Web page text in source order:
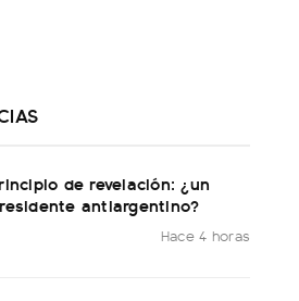
de revelación: ¿un
antiargentino?
Hace 4 horas